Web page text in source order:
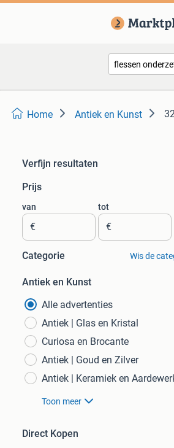
Home Antiek en Kunst
Verfijn resultaten
Prijs
van
€
tot
€
Categorie Wis de
Antiek en Kunst
Alle advertenties
Antiek | Glas en Kristal
Curiosa en Brocante
Antiek | Goud en Zilver
Antiek | Keramiek en
Toon meer
Direct Kopen